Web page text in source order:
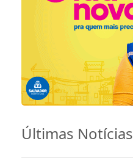
Últimas Notícias